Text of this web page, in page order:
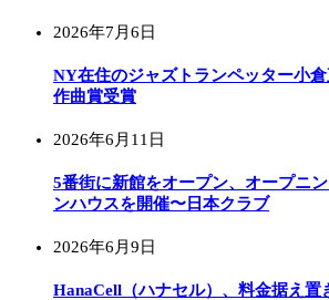
2026年7月6日
NY在住のジャズトランペッター小
作曲賞受賞
2026年6月11日
5番街に新館をオープン、オープニ
ンハウスを開催〜日本クラブ
2026年6月9日
HanaCell（ハナセル）、料金据え置